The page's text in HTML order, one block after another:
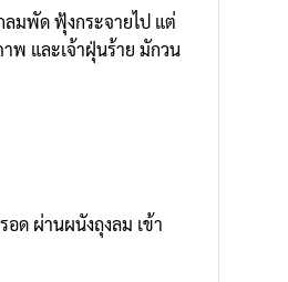
ลมพัด ฟุ้งกระจายไป แต่
พ และเจ้าฝุ่นร้าย มักวน
อด ผ่านผนังถุงลม เข้า